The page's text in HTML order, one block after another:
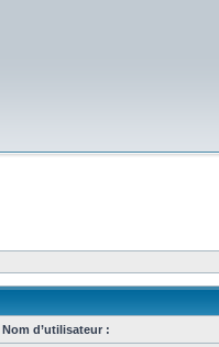
Nom d’utilisateur :